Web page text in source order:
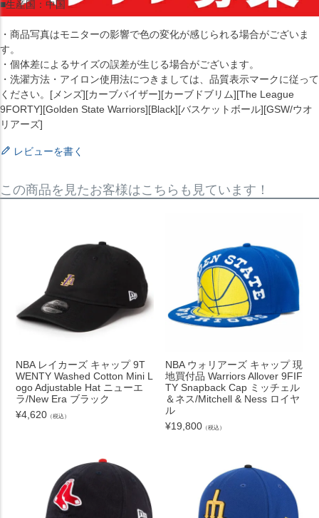
■生産国：中国
・商品写真はモニターの影響で色の変化が感じられる場合がございま
す。
・個体差によるサイズの誤差が生じる場合がございます。
・洗濯方法・アイロン使用法につきましては、品質表示マークに従って
ください。[メンズ][カーブバイザー][カーブドブリム][The League
9FORTY][Golden State Warriors][Black][バスケットボール][GSW/ウオ
リアーズ]
レビューを書く
この商品を見たお客様はこちらも見ています！
NBA レイカーズ キャップ 9T
WENTY Washed Cotton Mini L
ogo Adjustable Hat ニューエ
ラ/New Era ブラック
¥4,620 （税込）
NBA ウォリアーズ キャップ 現
地買付品 Warriors Allover 9FIF
TY Snapback Cap ミッチェル
＆ネス/Mitchell & Ness ロイヤ
ル
¥19,800 （税込）